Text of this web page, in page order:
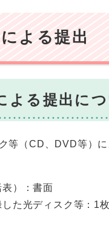
よる提出
よる提出に
等（CD、DVD等​​​​）
）：書面
た光ディスク等：1枚